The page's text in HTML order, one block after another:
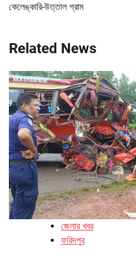
কেলেঙ্কারি-উত্তাল গ্রাম
Related News
জেলার খবর
ফরিদপুর